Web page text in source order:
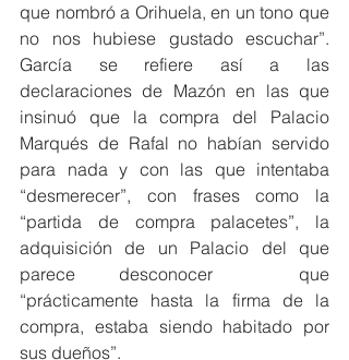
que nombró a Orihuela, en un tono que
no nos hubiese gustado escuchar”.
García se refiere así a las
declaraciones de Mazón en las que
insinuó que la compra del Palacio
Marqués de Rafal no habían servido
para nada y con las que intentaba
“desmerecer”, con frases como la
“partida de compra palacetes”, la
adquisición de un Palacio del que
parece desconocer  que
“prácticamente hasta la firma de la
compra, estaba siendo habitado por
sus dueños”.